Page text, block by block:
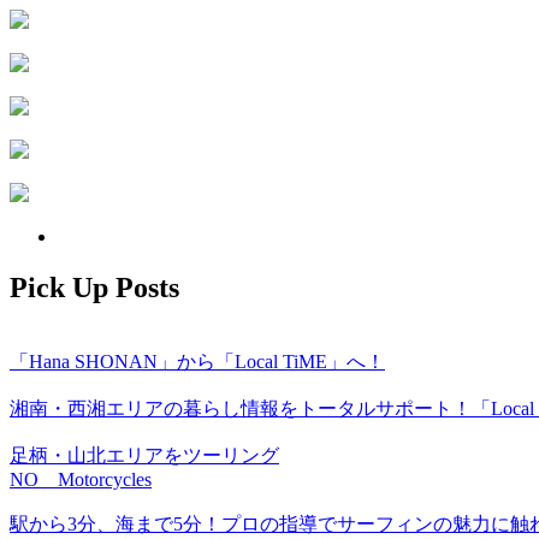
Pick Up Posts
「Hana SHONAN」から「Local TiME」へ！
湘南・西湘エリアの暮らし情報をトータルサポート！「Local
足柄・山北エリアをツーリング
NO Motorcycles
駅から3分、海まで5分！プロの指導でサーフィンの魅力に触